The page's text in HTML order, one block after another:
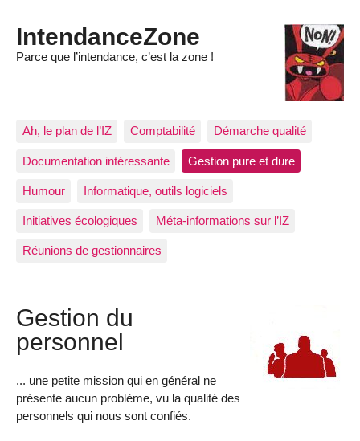
IntendanceZone
Parce que l’intendance, c’est la zone !
Ah, le plan de l’IZ Comptabilité Démarche qualité
Documentation intéressante Gestion pure et dure
Humour Informatique, outils logiciels
Initiatives écologiques Méta-informations sur l’IZ
Réunions de gestionnaires
Gestion du
personnel
... une petite mission qui en général ne
présente aucun problème, vu la qualité des
personnels qui nous sont confiés.